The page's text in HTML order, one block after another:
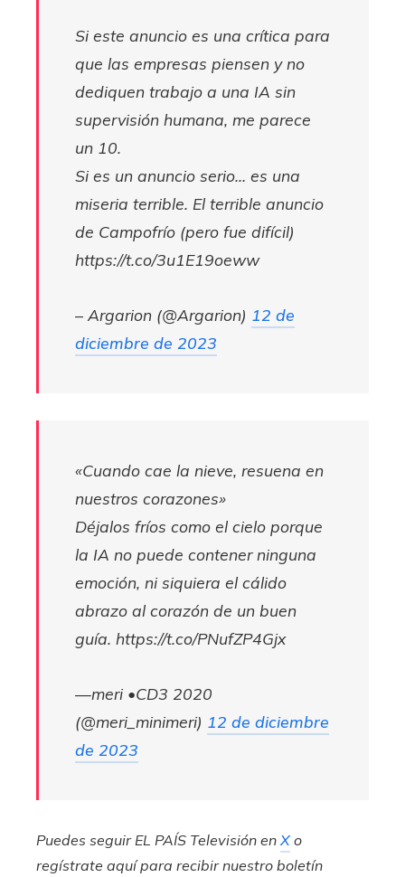
Si este anuncio es una crítica para
que las empresas piensen y no
dediquen trabajo a una IA sin
supervisión humana, me parece
un 10.
Si es un anuncio serio… es una
miseria terrible. El terrible anuncio
de Campofrío (pero fue difícil)
https://t.co/3u1E19oeww
– Argarion (@Argarion) 12 de
diciembre de 2023
«Cuando cae la nieve, resuena en
nuestros corazones»
Déjalos fríos como el cielo porque
la IA no puede contener ninguna
emoción, ni siquiera el cálido
abrazo al corazón de un buen
guía. https://t.co/PNufZP4Gjx
—meri •CD3 2020
(@meri_minimeri) 12 de diciembre
de 2023
Puedes seguir EL PAÍS Televisión enX o
regístrate aquí para recibirnuestro boletín